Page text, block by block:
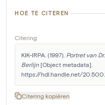
HOE TE CITEREN
Citering
KIK-IRPA. (1997). Portret van
Berlijn [Object metadata].
https://hdl.handle.net/
Citering kopiëren